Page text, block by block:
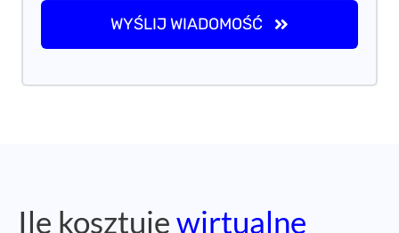
WYŚLIJ WIADOMOŚĆ
Ile kosztujewirtualne